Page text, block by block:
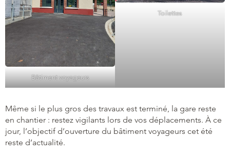
Bâtiment voyageurs
Toilettes
Même si le plus gros des travaux est terminé, la gare reste
en chantier : restez vigilants lors de vos déplacements. À ce
jour, l’objectif d’ouverture du bâtiment voyageurs cet été
reste d’actualité.